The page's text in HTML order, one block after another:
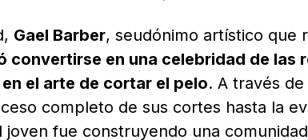
Gael Barber, seudónimo artístico que
convertirse en una celebridad de las
el arte de cortar el pelo. A través
completo de sus cortes hasta la
fue construyendo una